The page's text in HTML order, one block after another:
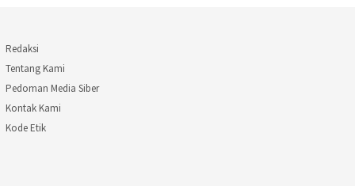
Redaksi
Tentang Kami
Pedoman Media Siber
Kontak Kami
Kode Etik